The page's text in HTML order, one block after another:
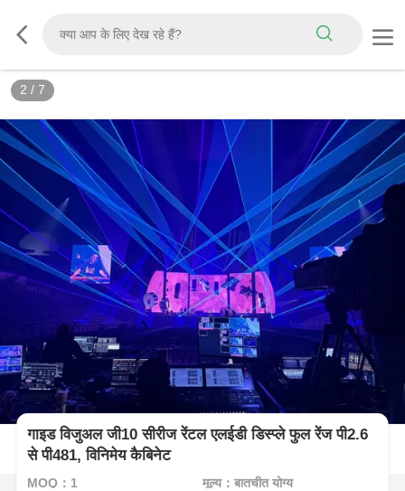
2 / 7
गाइड विजुअल जी10 सीरीज रेंटल एलईडी डिस्प्ले फुल रेंज पी2.6
से पी481, विनिमेय कैबिनेट
MOQ：1 मूल्य：बातचीत योग्य